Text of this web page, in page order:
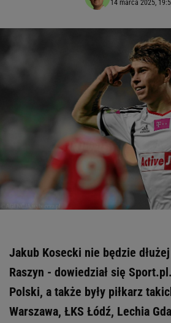
14 marca 2025,
Jakub Kosecki nie będzie
Raszyn - dowiedział się
Polski, a także były piłkarz
Warszawa, ŁKS Łódź, Lechia